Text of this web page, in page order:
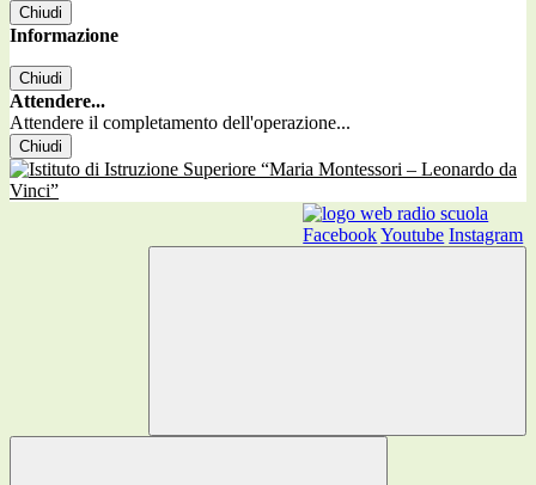
Chiudi
Informazione
Chiudi
Attendere...
Attendere il completamento dell'operazione...
Chiudi
FacebookYoutube Instagram